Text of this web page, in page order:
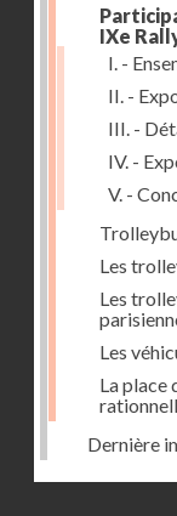
IXe
I. -
II. -
III. -
IV. -
V. -
Les
Les
Les
La place
Dernière